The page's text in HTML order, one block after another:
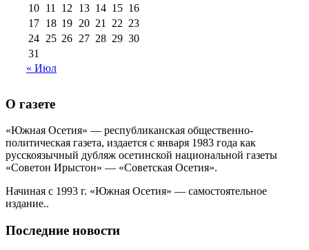
10 11 12 13 14 15 16
17 18 19 20 21 22 23
24 25 26 27 28 29 30
31
« Июл
О газете
«Южная Осетия» — республиканская общественно-
политическая газета, издается с января 1983 года как
русскоязычный дубляж осетинской национальной газеты
«Советон Ирыстон» — «Советская Осетия».
Начиная с 1993 г. «Южная Осетия» — самостоятельное
издание..
Последние новости